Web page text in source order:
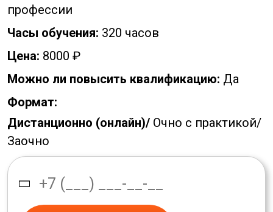
профессии
Часы обучения: 320 часов
Цена: 8000 ₽
Можно ли повысить квалификацию: Да
Формат:
Дистанционно (онлайн)/ Очно с практикой/
Заочно